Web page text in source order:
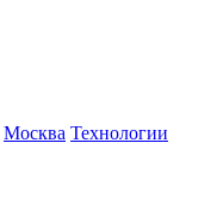
Москва Технологии